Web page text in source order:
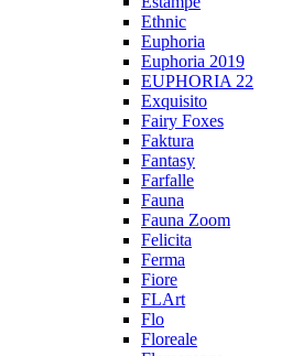
Ethnic
Euphoria
Euphoria 2019
EUPHORIA 22
Exquisito
Fairy Foxes
Faktura
Fantasy
Farfalle
Fauna
Fauna Zoom
Felicita
Ferma
Fiore
FLArt
Flo
Floreale